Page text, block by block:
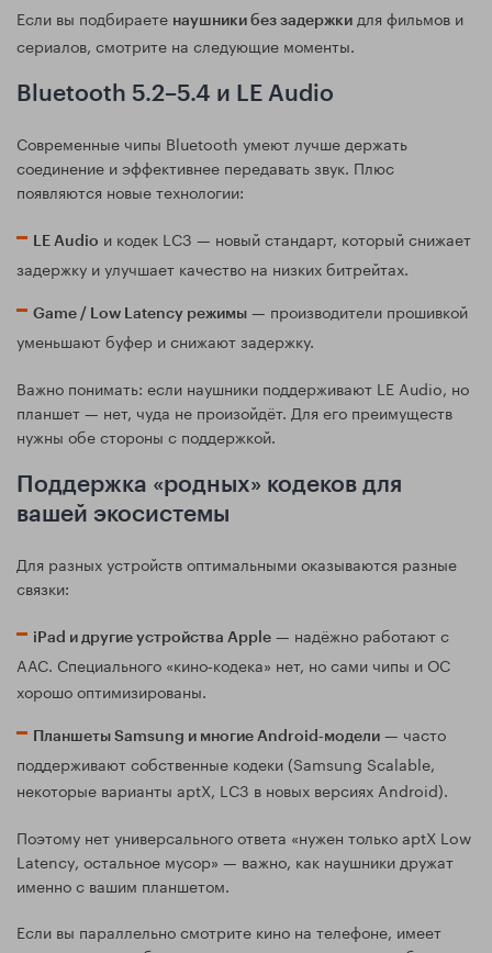
Если вы подбираете наушники без задержки для фильмов и
сериалов, смотрите на следующие моменты.
Bluetooth 5.2–5.4 и LE Audio
Современные чипы Bluetooth умеют лучше держать
соединение и эффективнее передавать звук. Плюс
появляются новые технологии:
LE Audio и кодек LC3 — новый стандарт, который снижает
задержку и улучшает качество на низких битрейтах.
Game / Low Latency режимы — производители прошивкой
уменьшают буфер и снижают задержку.
Важно понимать: если наушники поддерживают LE Audio, но
планшет — нет, чуда не произойдёт. Для его преимуществ
нужны обе стороны с поддержкой.
Поддержка «родных» кодеков для
вашей экосистемы
Для разных устройств оптимальными оказываются разные
связки:
iPad и другие устройства Apple — надёжно работают с
AAC. Специального «кино‑кодека» нет, но сами чипы и ОС
хорошо оптимизированы.
Планшеты Samsung и многие Android‑модели — часто
поддерживают собственные кодеки (Samsung Scalable,
некоторые варианты aptX, LC3 в новых версиях Android).
Поэтому нет универсального ответа «нужен только aptX Low
Latency, остальное мусор» — важно, как наушники дружат
именно с вашим планшетом.
Если вы параллельно смотрите кино на телефоне, имеет